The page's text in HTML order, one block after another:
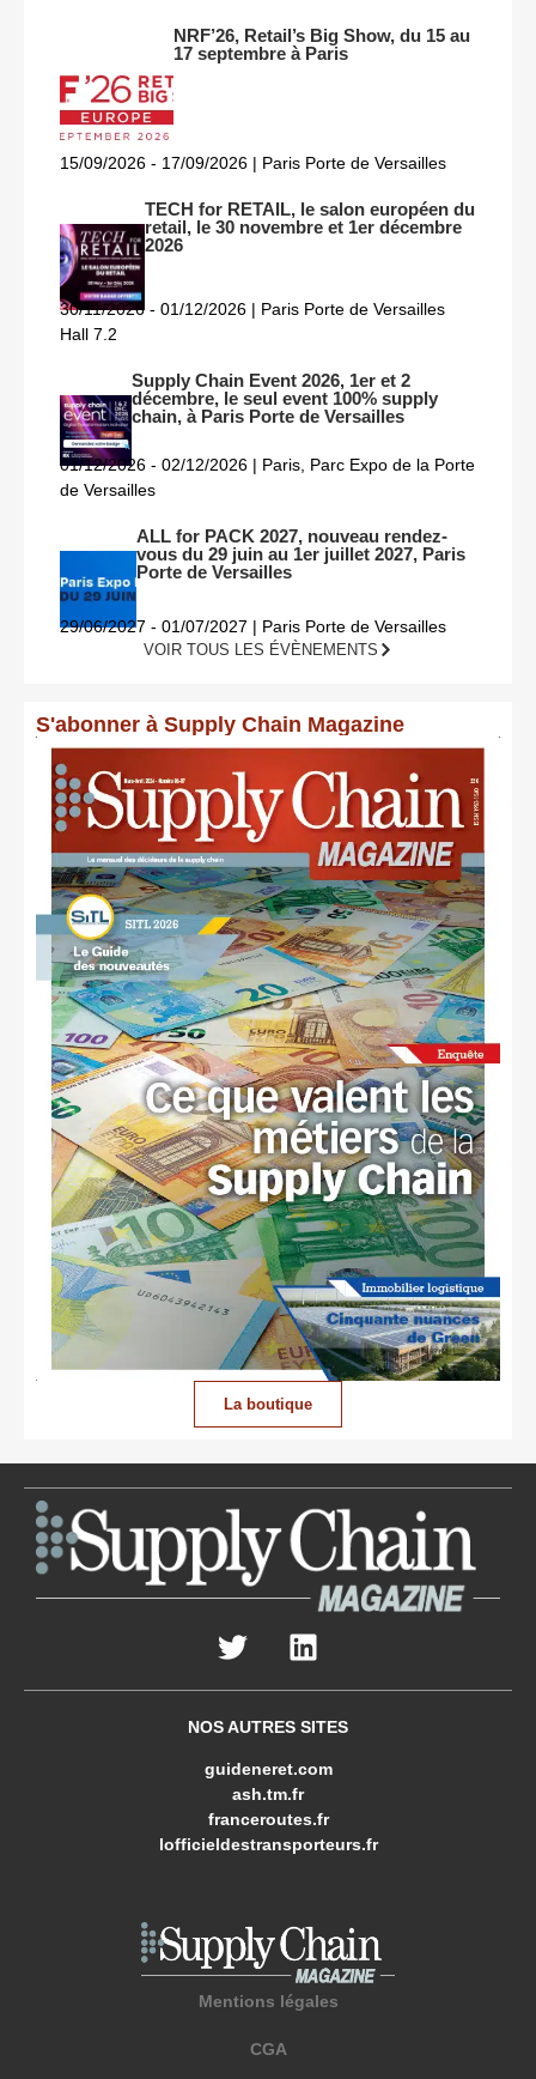
NRF’26, Retail’s Big Show, du 15 au
17 septembre à Paris
15/09/2026 - 17/09/2026 | Paris Porte de Versailles
TECH for RETAIL, le salon européen du
retail, le 30 novembre et 1er décembre
2026
30/11/2026 - 01/12/2026 | Paris Porte de Versailles
Hall 7.2
Supply Chain Event 2026, 1er et 2
décembre, le seul event 100% supply
chain, à Paris Porte de Versailles
01/12/2026 - 02/12/2026 | Paris, Parc Expo de la Porte
de Versailles
ALL for PACK 2027, nouveau rendez-
vous du 29 juin au 1er juillet 2027, Paris
Porte de Versailles
29/06/2027 - 01/07/2027 | Paris Porte de Versailles
VOIR TOUS LES ÉVÈNEMENTS
S'abonner à Supply Chain Magazine
La boutique
NOS AUTRES SITES
guideneret.com
ash.tm.fr
franceroutes.fr
lofficieldestransporteurs.fr
Mentions légales
CGA